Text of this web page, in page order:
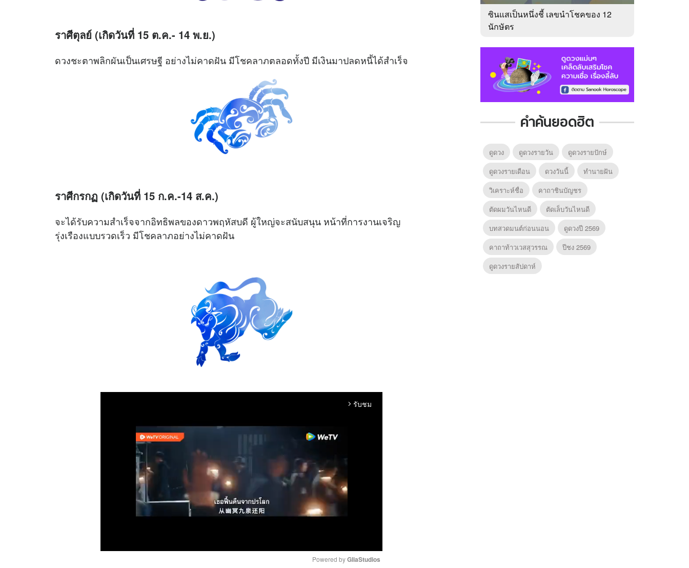
ราศีตุลย์ (เกิดวันที่ 15 ต.ค.- 14 พ.ย.)
ดวงชะตาพลิกผันเป็นเศรษฐี อย่างไม่คาดฝัน มีโชคลาภตลอดทั้งปี มีเงินมาปลดหนี้ได้สำเร็จ
ราศีกรกฏ (เกิดวันที่ 15 ก.ค.-14 ส.ค.)
จะได้รับความสำเร็จจากอิทธิพลของดาวพฤหัสบดี ผู้ใหญ่จะสนับสนุน หน้าที่การงานเจริญ
รุ่งเรืองแบบรวดเร็ว มีโชคลาภอย่างไม่คาดฝัน
arrow_forward_ios รับชม
Powered by GliaStudios
ซินแสเป็นหนึ่งชี้ เลขนำโชคของ 12
นักษัตร
คำค้นยอดฮิต
ดูดวง ดูดวงรายวัน
ดูดวงรายปักษ์
ดูดวงรายเดือน
ดวงวันนี้
ทํานายฝัน
วิเคราะห์ชื่อ
คาถาชินบัญชร
ตัดผมวันไหนดี
ตัดเล็บวันไหนดี
บทสวดมนต์ก่อนนอน
ดูดวงปี 2569
คาถาท้าวเวสสุวรรณ
ปีชง 2569
ดูดวงรายสัปดาห์